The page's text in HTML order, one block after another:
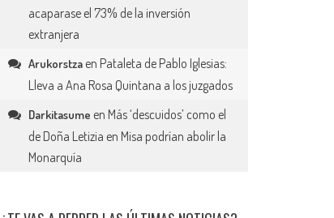
acaparase el 73% de la inversión
extranjera
Arukorstza en Pataleta de Pablo Iglesias:
Lleva a Ana Rosa Quintana a los juzgados
Darkitasume en Más ‘descuidos’ como el
de Doña Letizia en Misa podrían abolir la
Monarquía